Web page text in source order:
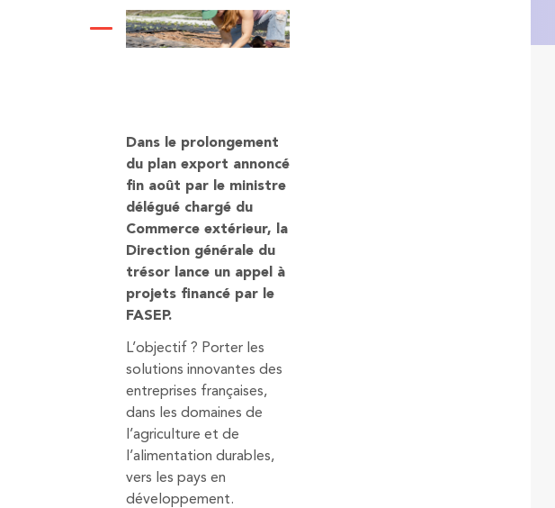
Dans le prolongement
du plan export annoncé
fin août par le ministre
délégué chargé du
Commerce extérieur, la
Direction générale du
trésor lance un appel à
projets financé par le
FASEP.
L’objectif ? Porter les
solutions innovantes des
entreprises françaises,
dans les domaines de
l’agriculture et de
l’alimentation durables,
vers les pays en
développement.